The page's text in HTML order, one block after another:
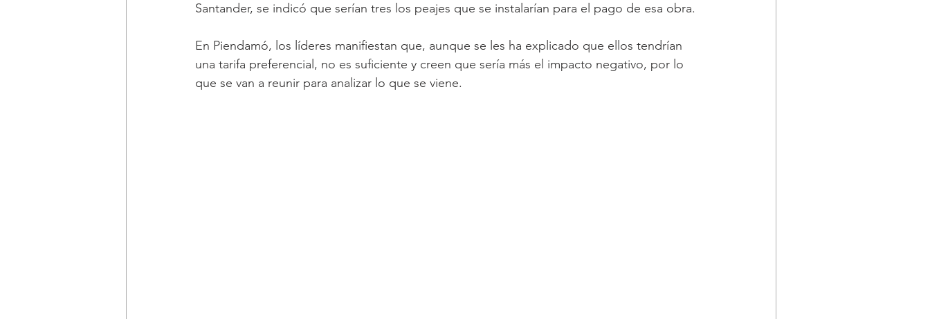
Santander, se indicó que serían tres los peajes que se instalarían para el pago de esa obra.
En Piendamó, los líderes manifiestan que, aunque se les ha explicado que ellos tendrían
una tarifa preferencial, no es suficiente y creen que sería más el impacto negativo, por lo
que se van a reunir para analizar lo que se viene.